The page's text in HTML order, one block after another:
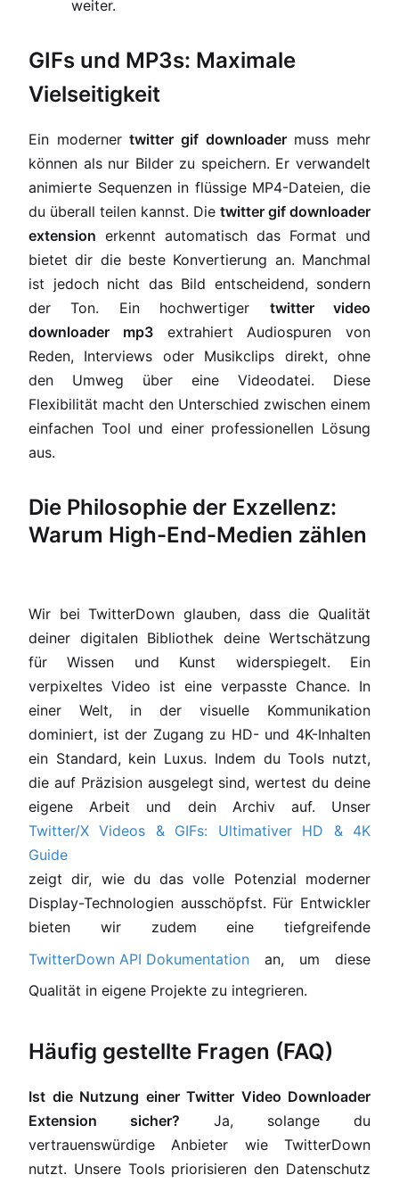
weiter.
GIFs und MP3s: Maximale
Vielseitigkeit
Ein modernertwitter gif downloadermuss mehr
können als nur Bilder zu speichern. Er verwandelt
animierte Sequenzen in flüssige MP4-Dateien, die
du überall teilen kannst. Die twitter gif downloader
extension erkennt automatisch das Format und
bietet dir die beste Konvertierung an. Manchmal
ist jedoch nicht das Bild entscheidend, sondern
der Ton. Ein hochwertiger twitter video
downloader mp3extrahiert Audiospuren von
Reden, Interviews oder Musikclips direkt, ohne
den Umweg über eine Videodatei. Diese
Flexibilität macht den Unterschied zwischen einem
einfachen Tool und einer professionellen Lösung
aus.
Die Philosophie der Exzellenz:
Warum High-End-Medien zählen
Wir bei TwitterDown glauben, dass die Qualität
deiner digitalen Bibliothek deine Wertschätzung
für Wissen und Kunst widerspiegelt. Ein
verpixeltes Video ist eine verpasste Chance. In
einer Welt, in der visuelle Kommunikation
dominiert, ist der Zugang zu HD- und 4K-Inhalten
ein Standard, kein Luxus. Indem du Tools nutzt,
die auf Präzision ausgelegt sind, wertest du deine
eigene Arbeit und dein Archiv auf. Unser
Twitter/X Videos & GIFs: Ultimativer HD & 4K
Guide
zeigt dir, wie du das volle Potenzial moderner
Display-Technologien ausschöpfst. Für Entwickler
bieten wir zudem eine tiefgreifende
TwitterDown API Dokumentation an, um diese
Qualität in eigene Projekte zu integrieren.
Häufig gestellte Fragen (FAQ)
Ist die Nutzung einer Twitter Video Downloader
Extension sicher? Ja, solange du
vertrauenswürdige Anbieter wie TwitterDown
nutzt. Unsere Tools priorisieren den Datenschutz